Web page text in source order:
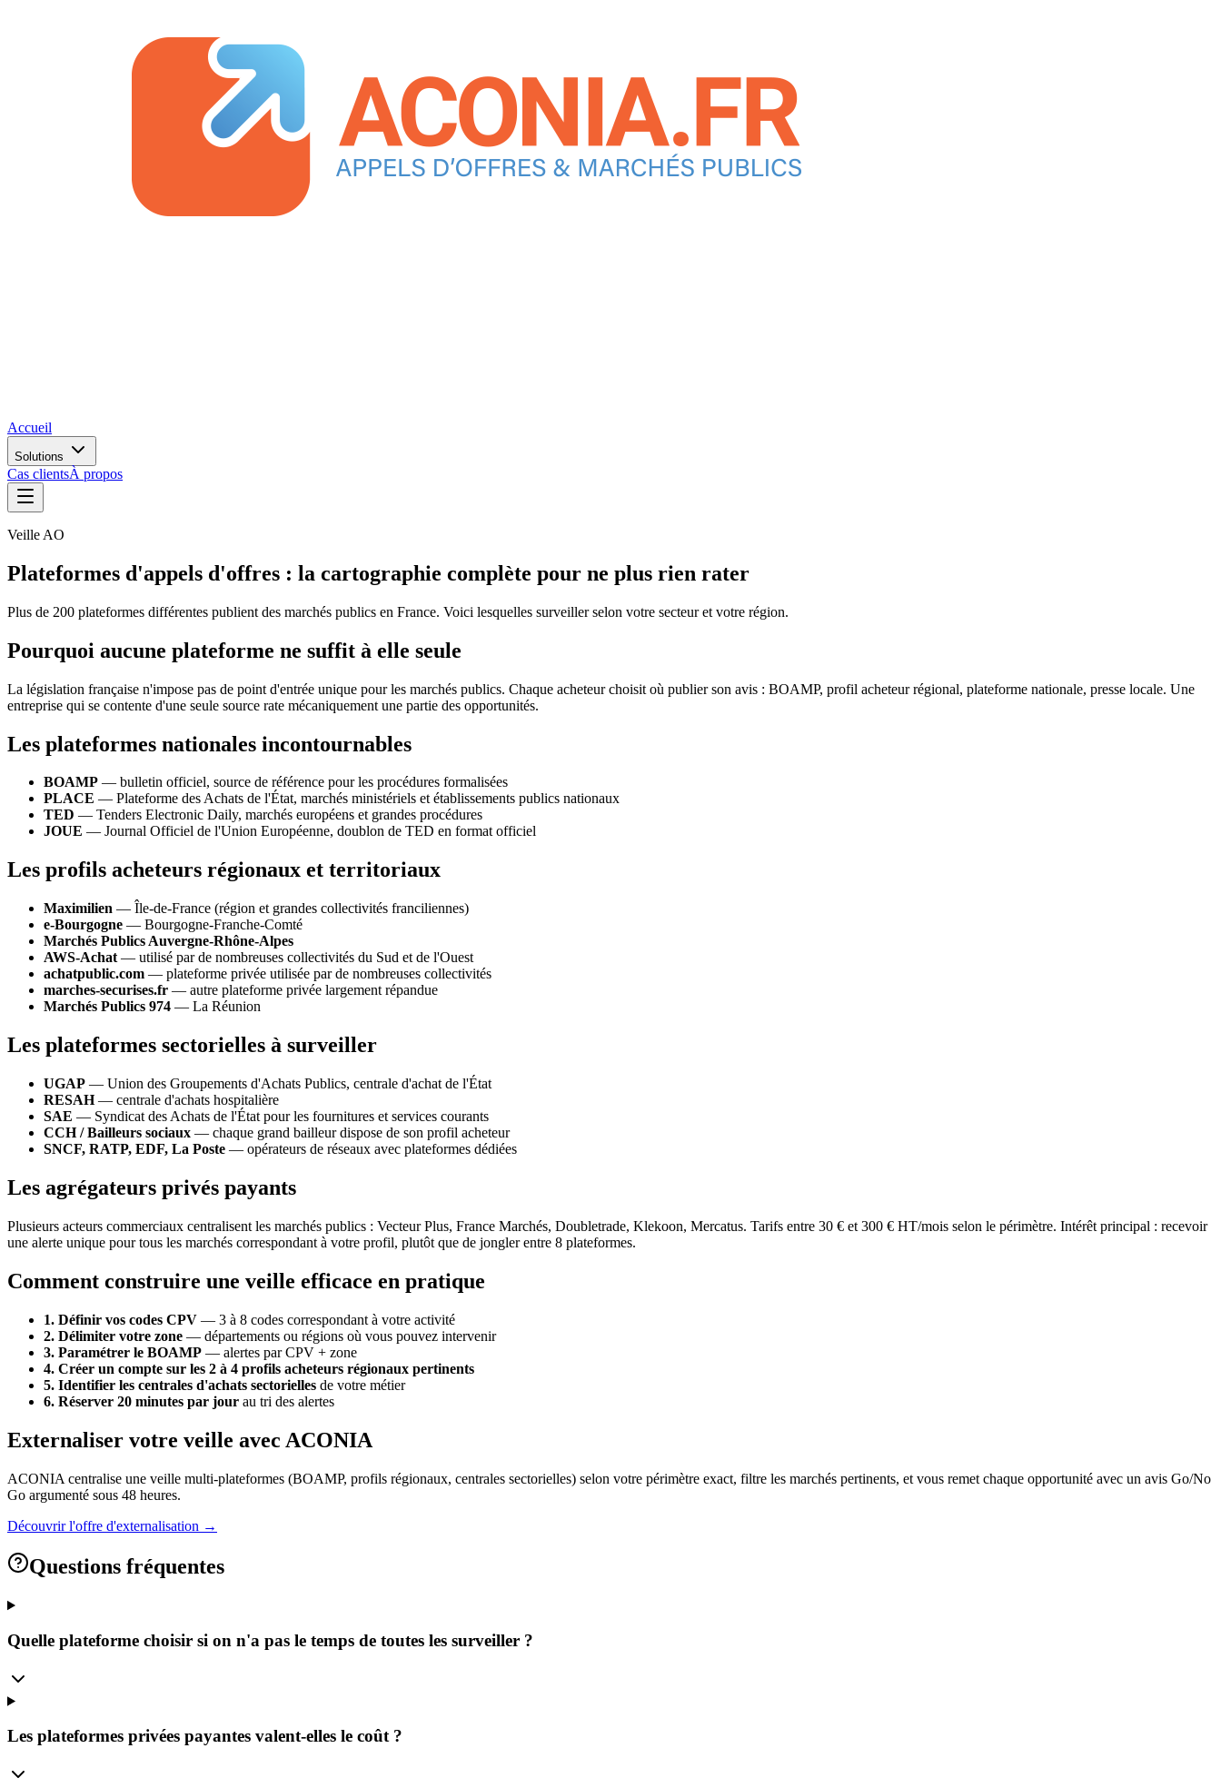
Accueil
Solutions
Cas clientsÀ propos
Veille AO
Plateformes d'appels d'offres : la cartographie complète pour ne plus rien rater
Plus de 200 plateformes différentes publient des marchés publics en France. Voici lesquelles surveiller selon votre secteur et votre région.
Pourquoi aucune plateforme ne suffit à elle seule
La législation française n'impose pas de point d'entrée unique pour les marchés publics. Chaque acheteur choisit où publier son avis : BOAMP, profil acheteur régional, plateforme nationale, presse locale. Une
entreprise qui se contente d'une seule source rate mécaniquement une partie des opportunités.
Les plateformes nationales incontournables
BOAMP — bulletin officiel, source de référence pour les procédures formalisées
PLACE — Plateforme des Achats de l'État, marchés ministériels et établissements publics nationaux
TED — Tenders Electronic Daily, marchés européens et grandes procédures
JOUE — Journal Officiel de l'Union Européenne, doublon de TED en format officiel
Les profils acheteurs régionaux et territoriaux
Maximilien — Île-de-France (région et grandes collectivités franciliennes)
e-Bourgogne — Bourgogne-Franche-Comté
Marchés Publics Auvergne-Rhône-Alpes
AWS-Achat — utilisé par de nombreuses collectivités du Sud et de l'Ouest
achatpublic.com — plateforme privée utilisée par de nombreuses collectivités
marches-securises.fr — autre plateforme privée largement répandue
Marchés Publics 974 — La Réunion
Les plateformes sectorielles à surveiller
UGAP — Union des Groupements d'Achats Publics, centrale d'achat de l'État
RESAH— centrale d'achats hospitalière
SAE — Syndicat des Achats de l'État pour les fournitures et services courants
CCH / Bailleurs sociaux — chaque grand bailleur dispose de son profil acheteur
SNCF, RATP, EDF, La Poste — opérateurs de réseaux avec plateformes dédiées
Les agrégateurs privés payants
Plusieurs acteurs commerciaux centralisent les marchés publics : Vecteur Plus, France Marchés, Doubletrade, Klekoon, Mercatus. Tarifs entre 30 € et 300 € HT/mois selon le périmètre. Intérêt principal : recevoir
une alerte unique pour tous les marchés correspondant à votre profil, plutôt que de jongler entre 8 plateformes.
Comment construire une veille efficace en pratique
1. Définir vos codes CPV — 3 à 8 codes correspondant à votre activité
2. Délimiter votre zone — départements ou régions où vous pouvez intervenir
3. Paramétrer le BOAMP — alertes par CPV + zone
4. Créer un compte sur les 2 à 4 profils acheteurs régionaux pertinents
5. Identifier les centrales d'achats sectorielles de votre métier
6. Réserver 20 minutes par jour au tri des alertes
Externaliser votre veille avec ACONIA
ACONIA centralise une veille multi-plateformes (BOAMP, profils régionaux, centrales sectorielles) selon votre périmètre exact, filtre les marchés pertinents, et vous remet chaque opportunité avec un avis Go/No
Go argumenté sous 48 heures.
Découvrir l'offre d'externalisation →
Questions fréquentes
Quelle plateforme choisir si on n'a pas le temps de toutes les surveiller ?
Les plateformes privées payantes valent-elles le coût ?